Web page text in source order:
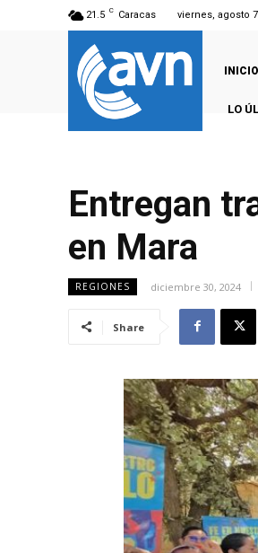
21.5 C Caracas viernes, agosto
INICIO
LO
Entregan
en Mara
REGIONES diciembre 30, 2024
Share